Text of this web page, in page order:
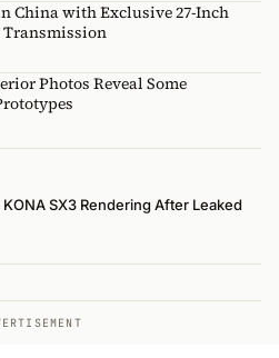
China with Exclusive 27-Inch
Transmission
Photos Reveal Some
SX3 Rendering After Leaked